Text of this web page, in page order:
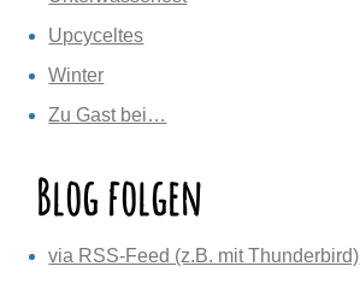
Upcyceltes
Winter
Zu Gast bei…
Blog folgen
via RSS-Feed (z.B. mit Thunderbird)